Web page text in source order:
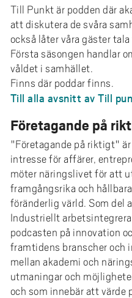
Till Punkt är podden där
att diskutera de svåra
också låter våra gäster
Första säsongen handlar
våldet i samhället.
Finns där poddar finns.
Till alla avsnitt av Till
Företagande på
"Företagande på riktigt"
intresse för affärer,
möter näringslivet för att
framgångsrika och
föränderlig värld. Som del
Industriellt
podcasten på innovation
framtidens branscher och
mellan akademi och
utmaningar och
och som innebär att värde